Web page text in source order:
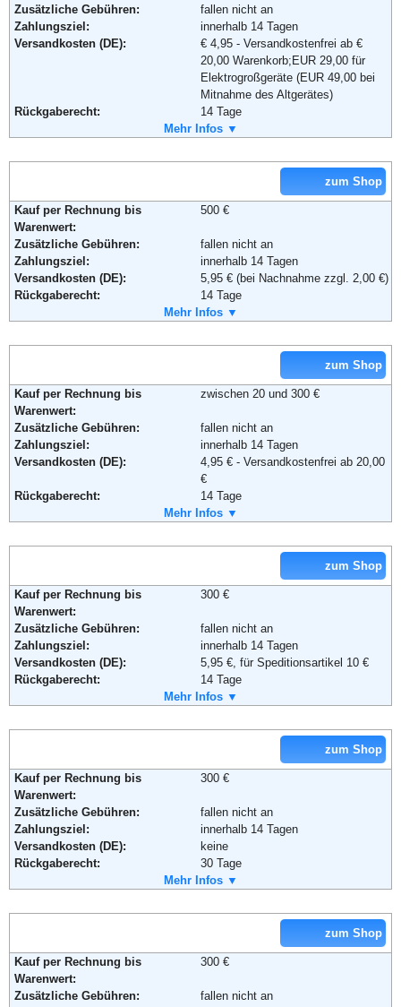
D-76135 Karlsruhe
Telefon:
0180–53636
Fax:
+49-(0)721-991 1919
info@heine.de
Weiterführende Informationen: Blog ,AGB
Zusätzliche Gebühren:
fallen nicht an
Zahlungsziel:
innerhalb 14 Tagen
Versandkosten (DE):
€ 4,95 - Versandkostenfrei ab €
20,00 Warenkorb;EUR 29,00 für
Elektrogroßgeräte (EUR 49,00 bei
Mitnahme des Altgerätes)
Rückgaberecht:
14 Tage
Ja
Lieferung in:
Adresse:
KARSTADT Warenhaus GmbH
Theodor-Althoff-Str. 2
45133 Essen
Fax:
+49 (0) 180 - 5446610
Soziale Kanäle:
Weiterführende Informationen: AGB
Mehr Infos ▼
zum Shop
Kauf per Rechnung bis
Warenwert:
500 €
Zusätzliche Gebühren:
fallen nicht an
Zahlungsziel:
innerhalb 14 Tagen
Versandkosten (DE):
5,95 € (bei Nachnahme zzgl. 2,00 €)
Rückgaberecht:
14 Tage
Ja
Lieferung in:
Adresse:
WITT-WEIDEN
Schillerstraße 4-12
92630 Weiden
+49 (0) 1805 - 21 21 00
Fax:
+49 (0) 1805 - 21 21 01
kundenservice@witt-weiden.de
Weiterführende Informationen: AGB
Mehr Infos ▼
zum Shop
Kauf per Rechnung bis
Warenwert:
zwischen 20 und 300 €
Zusätzliche Gebühren:
fallen nicht an
Zahlungsziel:
innerhalb 14 Tagen
Versandkosten (DE):
4,95 € - Versandkostenfrei ab 20,00
€
Rückgaberecht:
14 Tage
Ja
Lieferung in:
Adresse:
babymarkt.de GmbH
Wulfshofstrasse 22
44149 Dortmund
Fax:
+49 (0)1805 - 210611
Soziale Kanäle:
Weiterführende Informationen: AGB
Mehr Infos ▼
zum Shop
Kauf per Rechnung bis
Warenwert:
300 €
Zusätzliche Gebühren:
fallen nicht an
Zahlungsziel:
innerhalb 14 Tagen
Versandkosten (DE):
5,95 €, für Speditionsartikel 10 €
Rückgaberecht:
14 Tage
Ja
Lieferung in:
Adresse:
SportScheck GmbH
80331 München
Telefon:
0180 55050
Fax:
0180 55051
Email:
service@sportscheck.com
Soziale Kanäle:
Mehr Infos ▼
zum Shop
Kauf per Rechnung bis
Warenwert:
300 €
Zusätzliche Gebühren:
fallen nicht an
Zahlungsziel:
innerhalb 14 Tagen
Versandkosten (DE):
keine
Rückgaberecht:
30 Tage
Ja
Lieferung in:
Mehr Infos ▼
zum Shop
Kauf per Rechnung bis
Warenwert:
300 €
Zusätzliche Gebühren:
fallen nicht an